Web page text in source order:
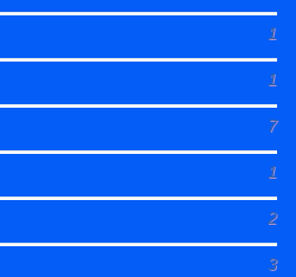
1
1
7
1
2
3